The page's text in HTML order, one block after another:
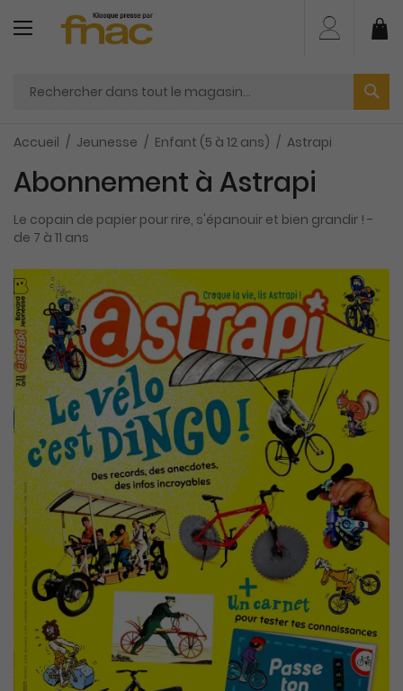
contenu
Accueil Jeunesse Enfant (5 à 12 ans) Astrapi
Abonnement à Astrapi
Le copain de papier pour rire, s'épanouir et bien grandir ! -
de 7 à 11 ans